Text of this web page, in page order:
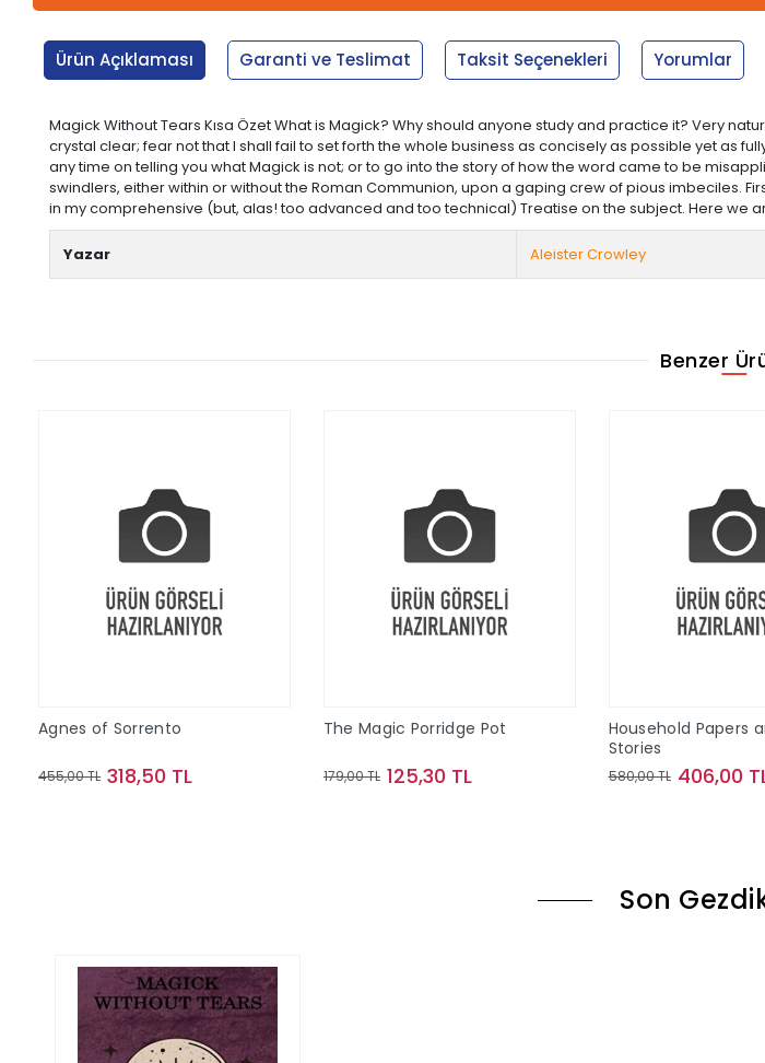
Ürün Açıklaması Garanti ve Teslimat Taksit Seçenekleri Yorumlar
Magick Without Tears Kısa Özet What is Magick? Why should anyone study and practice it? Very
crystal clear; fear not that I shall fail to set forth the whole business as concisely as possible yet as
any time on telling you what Magick is not; or to go into the story of how the word came to be
swindlers, either within or without the Roman Communion, upon a gaping crew of pious imbeciles.
in my comprehensive (but, alas! too advanced and too technical) Treatise on the subject. Here we
Yazar Aleister Crowley
Benzer
Agnes of Sorrento
455,00 TL 318,50 TL
The Magic Porridge Pot
179,00 TL 125,30 TL
Household Papers
Stories
580,00 TL 406,00
Son